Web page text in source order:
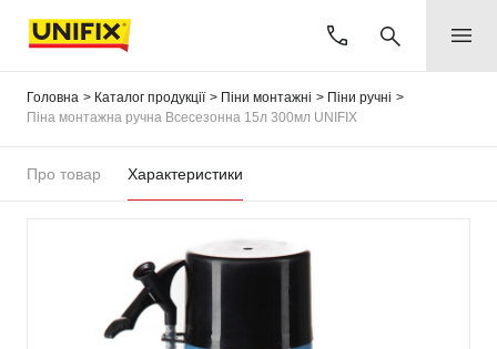
Головна Каталог продукції Піни монтажні
Піни ручні
Піна монтажна ручна Всесезонна 15л 300мл UNIFIX
Про товар Характеристики